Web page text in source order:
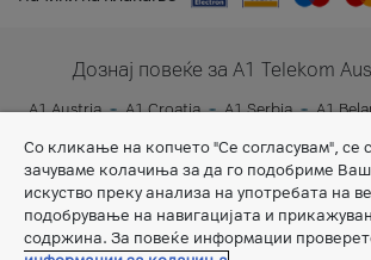
Дознај повеќе за A1 Telekom
A1 Austria A1 Croatia A1 Serbia A1
Со кликање на копчето "Се согласувам", се
зачуваме колачиња за да го подобриме
искуство преку анализа на употребата на
подобрување на навигацијата и
содржина. За повеќе информации